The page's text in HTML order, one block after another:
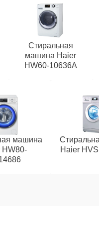
Стиральная
машина Haier
HW60-10636A
машина
HW80-
Haier